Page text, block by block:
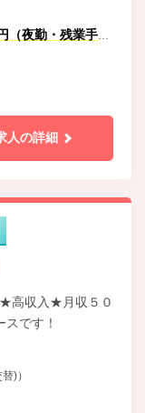
（夜勤・残業手当
人の詳細
★高収入★月収５０
です！
)）